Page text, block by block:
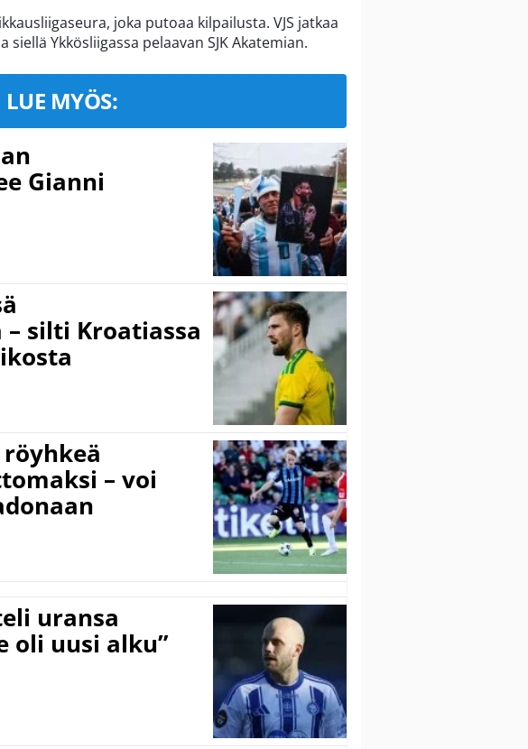
joka putoaa kilpailusta. VJS jatkaa
Ykkösliigassa pelaavan SJK Akatemian.
LUE MYÖS:
Gianni
silti Kroatiassa
– voi
uransa
oli uusi alku”